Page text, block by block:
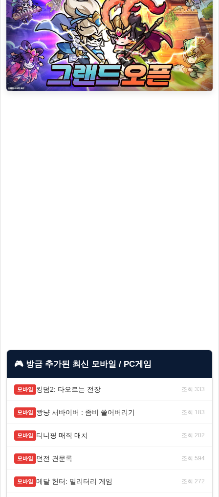
🎮 방금 추가된 최신 모바일 / PC게임
모바일 킹덤2: 타오르는 전장 조회 333
모바일 쾅냥 서바이버 : 좀비 쓸어버리기 조회 183
모바일 티니핑 매직 매치 조회 202
모바일 던전 견문록 조회 594
모바일 메달 헌터: 밀리터리 게임 조회 272